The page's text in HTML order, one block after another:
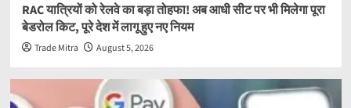
RAC यात्रियों को रेलवे का बड़ा तोहफा! अब आधी सीट पर भी मिलेगा पूरा
बेडरोल किट, पूरे देश में लागू हुए नए नियम
Trade Mitra August 5, 2026